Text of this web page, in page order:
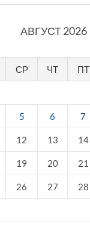
АВГУСТ 2026
СР ЧТ ПТ
5 6 7
12 13 14
19 20 21
26 27 28